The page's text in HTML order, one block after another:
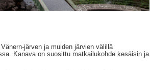
järven ja muiden järvien välillä
Kanava on suosittu matkailukohde kesäisin ja